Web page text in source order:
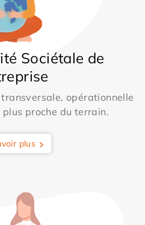
Sociétale de
opérationnelle
proche du terrain.
plus